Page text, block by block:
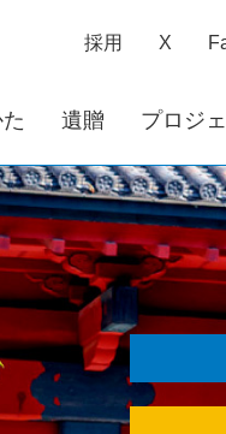
採用 X
遺贈 プロジ